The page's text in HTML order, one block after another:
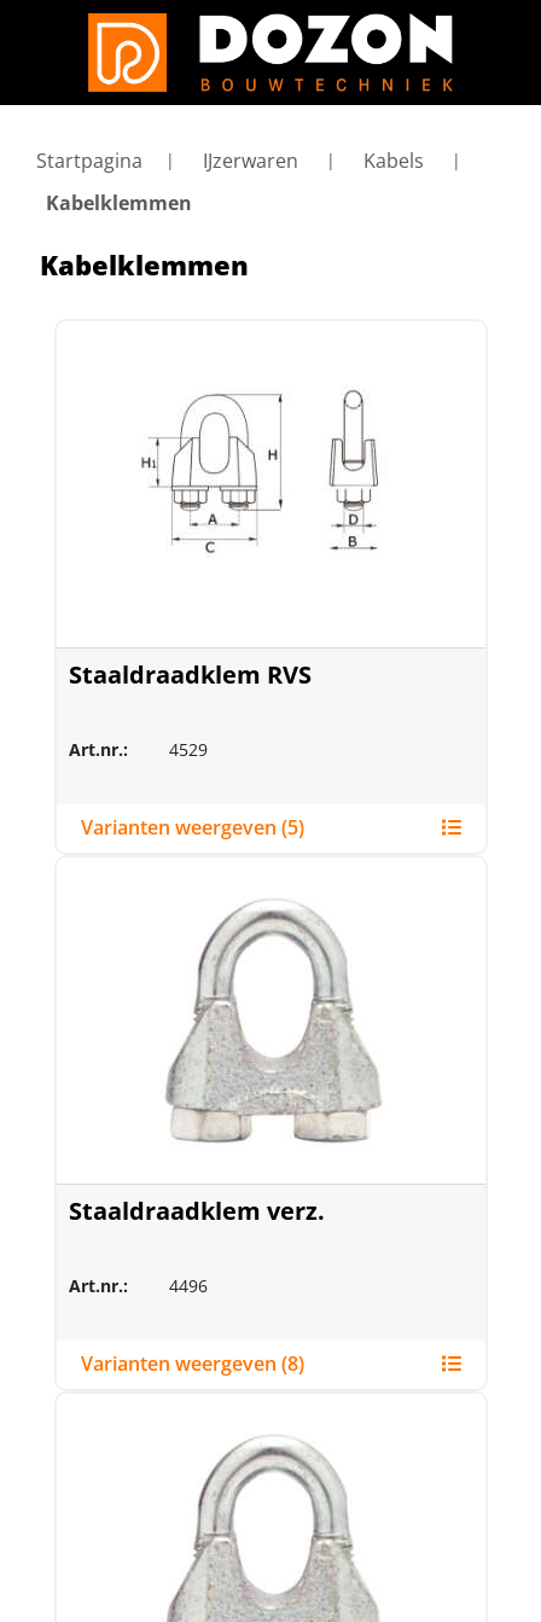
Startpagina IJzerwaren
Kabels
Kabelklemmen
Kabelklemmen
Staaldraadklem RVS
Art.nr.: 4529
Varianten weergeven (5)
Staaldraadklem verz.
Art.nr.: 4496
Varianten weergeven (8)